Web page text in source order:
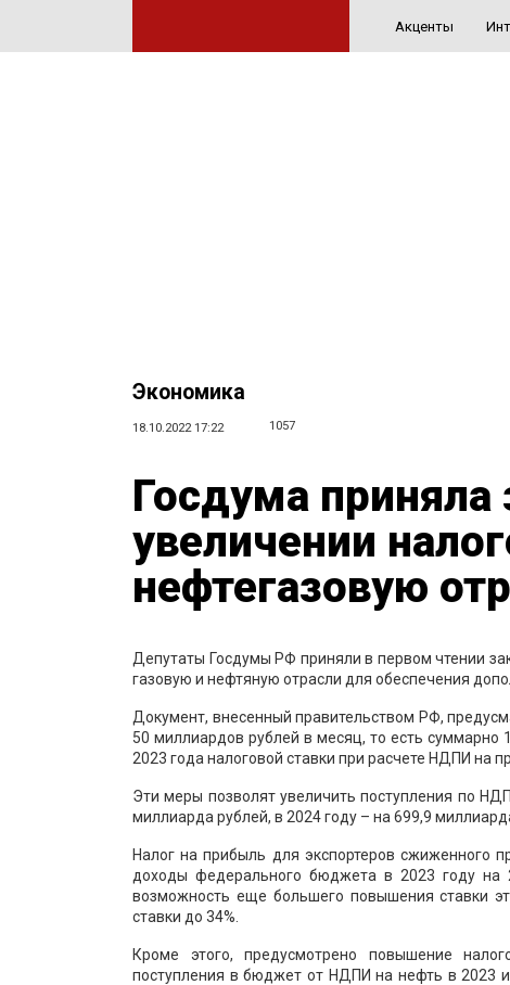
Акценты
Экономика
18.10.2022 17:22 1057
Госдума приняла
увеличении
нефтегазовую
Депутаты Госдумы РФ приняли в первом чтении
газовую и нефтяную отрасли для обеспечения
Документ, внесенный правительством РФ,
50 миллиардов рублей в месяц, то есть суммарно
2023 года налоговой ставки при расчете НДПИ на
Эти меры позволят увеличить поступления по
миллиарда рублей, в 2024 году – на 699,9
Налог на прибыль для экспортеров сжиженного
доходы федерального бюджета в 2023 году на
возможность еще большего повышения ставки
ставки до 34%.
Кроме этого, предусмотрено повышение
поступления в бюджет от НДПИ на нефть в 2023